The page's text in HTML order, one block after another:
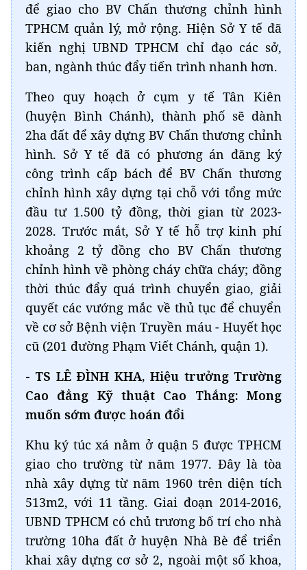
để giao cho BV Chấn thương chỉnh hình
TPHCM quản lý, mở rộng. Hiện Sở Y tế đã
kiến nghị UBND TPHCM chỉ đạo các sở,
ban, ngành thúc đẩy tiến trình nhanh hơn.
Theo quy hoạch ở cụm y tế Tân Kiên
(huyện Bình Chánh), thành phố sẽ dành
2ha đất để xây dựng BV Chấn thương chỉnh
hình. Sở Y tế đã có phương án đăng ký
công trình cấp bách để BV Chấn thương
chỉnh hình xây dựng tại chỗ với tổng mức
đầu tư 1.500 tỷ đồng, thời gian từ 2023-
2028. Trước mắt, Sở Y tế hỗ trợ kinh phí
khoảng 2 tỷ đồng cho BV Chấn thương
chỉnh hình về phòng cháy chữa cháy; đồng
thời thúc đẩy quá trình chuyển giao, giải
quyết các vướng mắc về thủ tục để chuyển
về cơ sở Bệnh viện Truyền máu - Huyết học
cũ (201 đường Phạm Viết Chánh, quận 1).
- TS LÊ ĐÌNH KHA, Hiệu trưởng Trường
Cao đẳng Kỹ thuật Cao Thắng: Mong
muốn sớm được hoán đổi
Khu ký túc xá nằm ở quận 5 được TPHCM
giao cho trường từ năm 1977. Đây là tòa
nhà xây dựng từ năm 1960 trên diện tích
513m2, với 11 tầng. Giai đoạn 2014-2016,
UBND TPHCM có chủ trương bố trí cho nhà
trường 10ha đất ở huyện Nhà Bè để triển
khai xây dựng cơ sở 2, ngoài một số khoa,